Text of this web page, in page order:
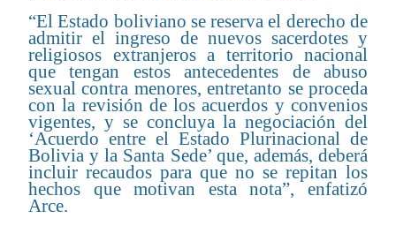
“El Estado boliviano se reserva el derecho de
admitir el ingreso de nuevos sacerdotes y
religiosos extranjeros a territorio nacional
que tengan estos antecedentes de abuso
sexual contra menores, entretanto se proceda
con la revisión de los acuerdos y convenios
vigentes, y se concluya la negociación del
‘Acuerdo entre el Estado Plurinacional de
Bolivia y la Santa Sede’ que, además, deberá
incluir recaudos para que no se repitan los
hechos que motivan esta nota”, enfatizó
Arce.